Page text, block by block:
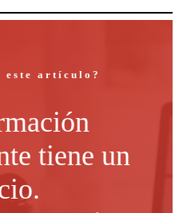
este artículo?
tiene un